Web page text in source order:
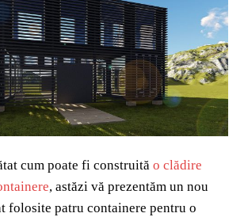
cum poate fi construită o clădire
, astăzi vă prezentăm un nou
folosite patru containere pentru o